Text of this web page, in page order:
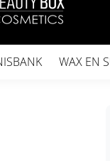
WAX EN